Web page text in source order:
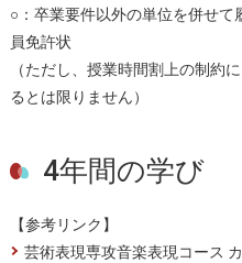
○：卒業要件以外の単位を併せ
員免許状
（ただし、授業時間割上の制約
るとは限りません）
4年間の学び
【参考リンク】
芸術表現専攻音楽表現コース